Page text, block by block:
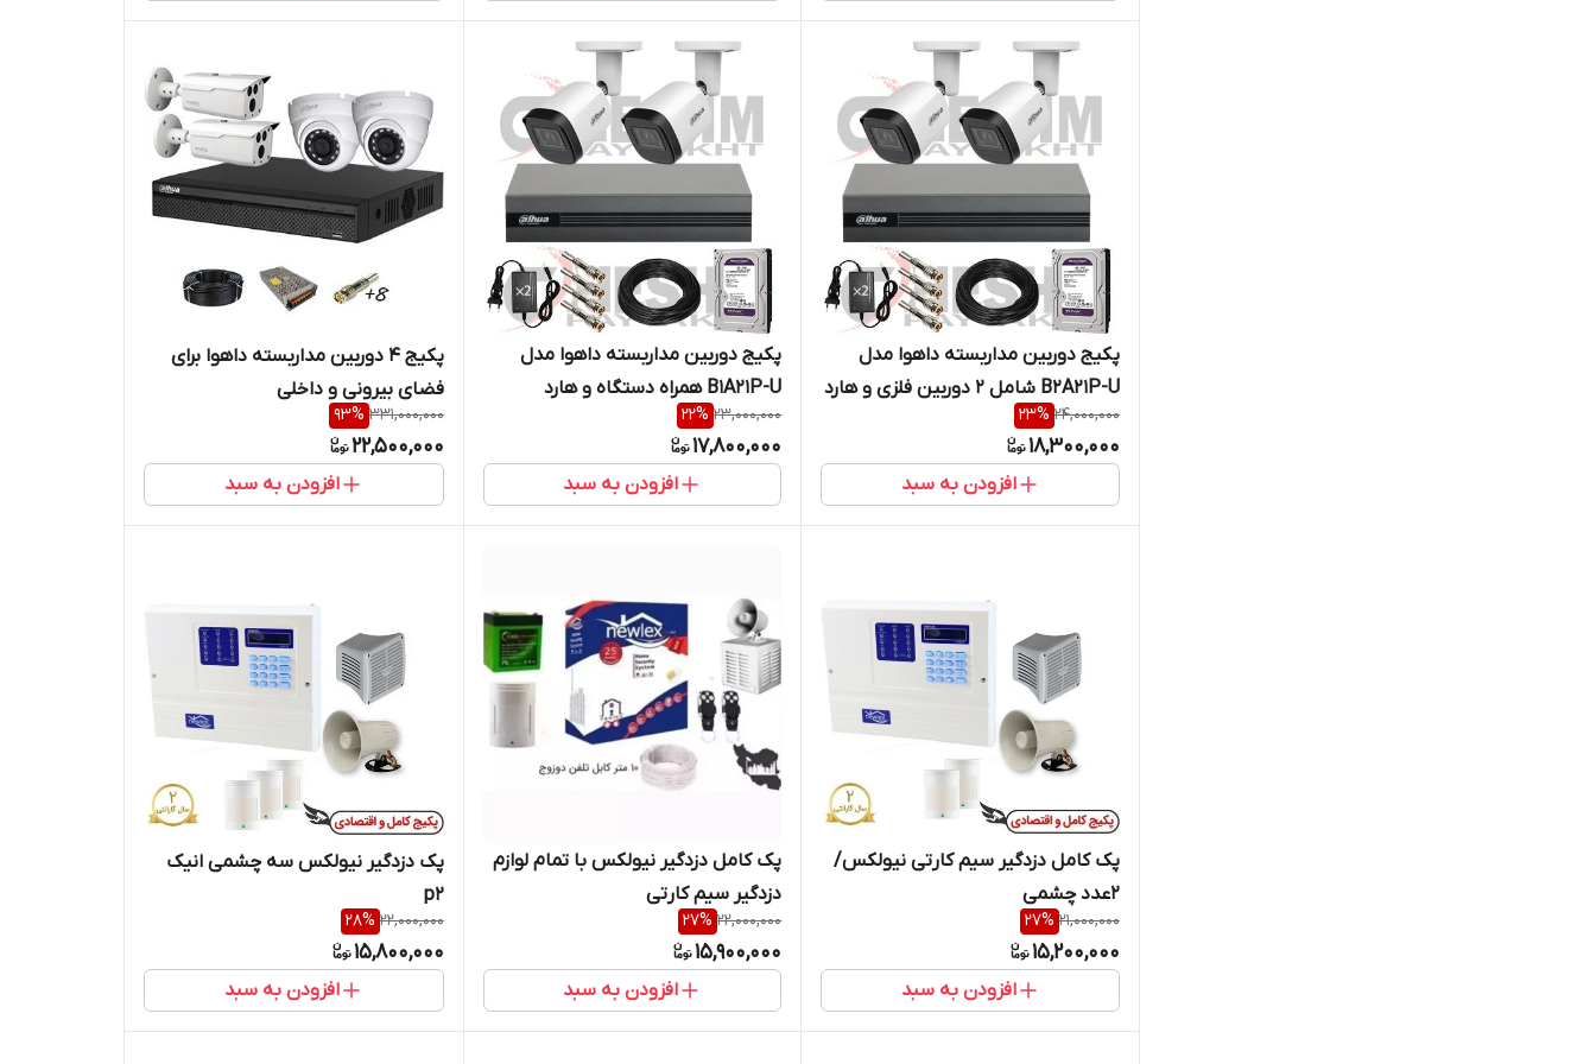
پکیج دوربین مداربسته داهوا مدل
B2A21P-U شامل ۲ دوربین فلزی و هارد
24,000,000
23%
18,300,000
افزودن به سبد
پکیج دوربین مداربسته داهوا مدل
B1A21P-U همراه دستگاه و هارد
23,000,000
22%
17,800,000
افزودن به سبد
پکیج 4 دوربین مداربسته داهوا برای
فضای بیرونی و داخلی
331,000,000
93%
22,500,000
افزودن به سبد
پک کامل دزدگیر سیم کارتی نیولکس/
2عدد چشمی
21,000,000
27%
15,200,000
افزودن به سبد
پک کامل دزدگیر نیولکس با تمام لوازم
دزدگیر سیم کارتی
22,000,000
27%
15,900,000
افزودن به سبد
پک دزدگیر نیولکس سه چشمی انیک
p2
22,000,000
28%
15,800,000
افزودن به سبد